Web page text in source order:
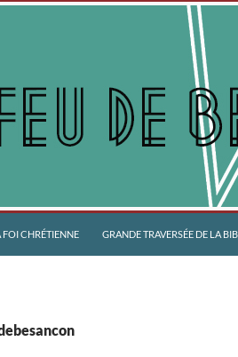
CHRÉTIENNE GRANDE TRAVERSÉE DE LA